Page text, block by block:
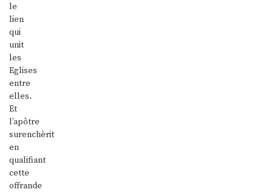
le
lien
qui
unit
les
Eglises
entre
elles.
Et
l’apôtre
surenchèrit
en
qualifiant
cette
offrande